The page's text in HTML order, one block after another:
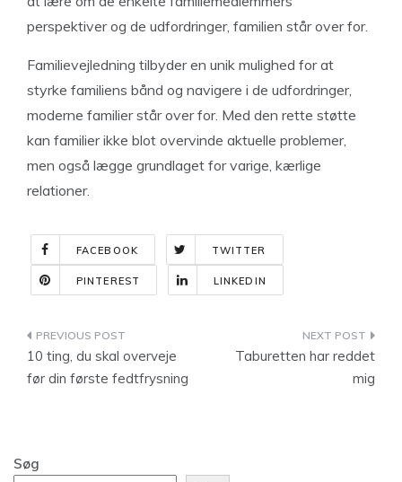
perspektiver og de udfordringer, familien står over for.
Familievejledning tilbyder en unik mulighed for at
styrke familiens bånd og navigere i de udfordringer,
moderne familier står over for. Med den rette støtte
kan familier ikke blot overvinde aktuelle problemer,
men også lægge grundlaget for varige, kærlige
relationer.
FACEBOOK TWITTER
PINTEREST LINKEDIN
Indlægsnavigation
10 ting, du skal overveje
før din første fedtfrysning
Taburetten har reddet
mig
Søg